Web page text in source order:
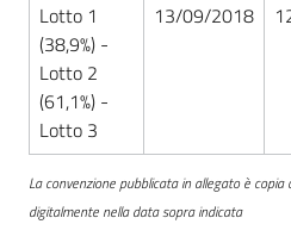
Lotto 1
(38,9%) -
Lotto 2
(61,1%) -
Lotto 3
13/09/2018
La convenzione pubblicata in allegato è
digitalmente nella data sopra indicata